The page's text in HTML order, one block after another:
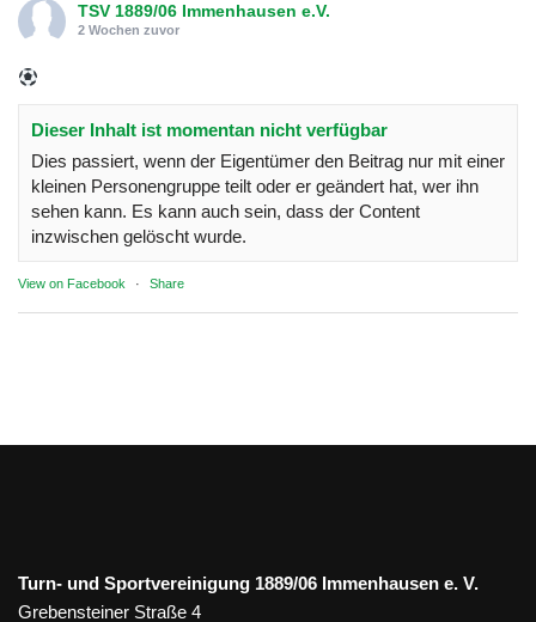
TSV 1889/06 Immenhausen e.V.
2 Wochen zuvor
Dieser Inhalt ist momentan nicht verfügbar
Dies passiert, wenn der Eigentümer den Beitrag nur mit einer
kleinen Personengruppe teilt oder er geändert hat, wer ihn
sehen kann. Es kann auch sein, dass der Content
inzwischen gelöscht wurde.
View on Facebook · Share
Turn- und Sportvereinigung 1889/06 Immenhausen e. V.
Grebensteiner Straße 4